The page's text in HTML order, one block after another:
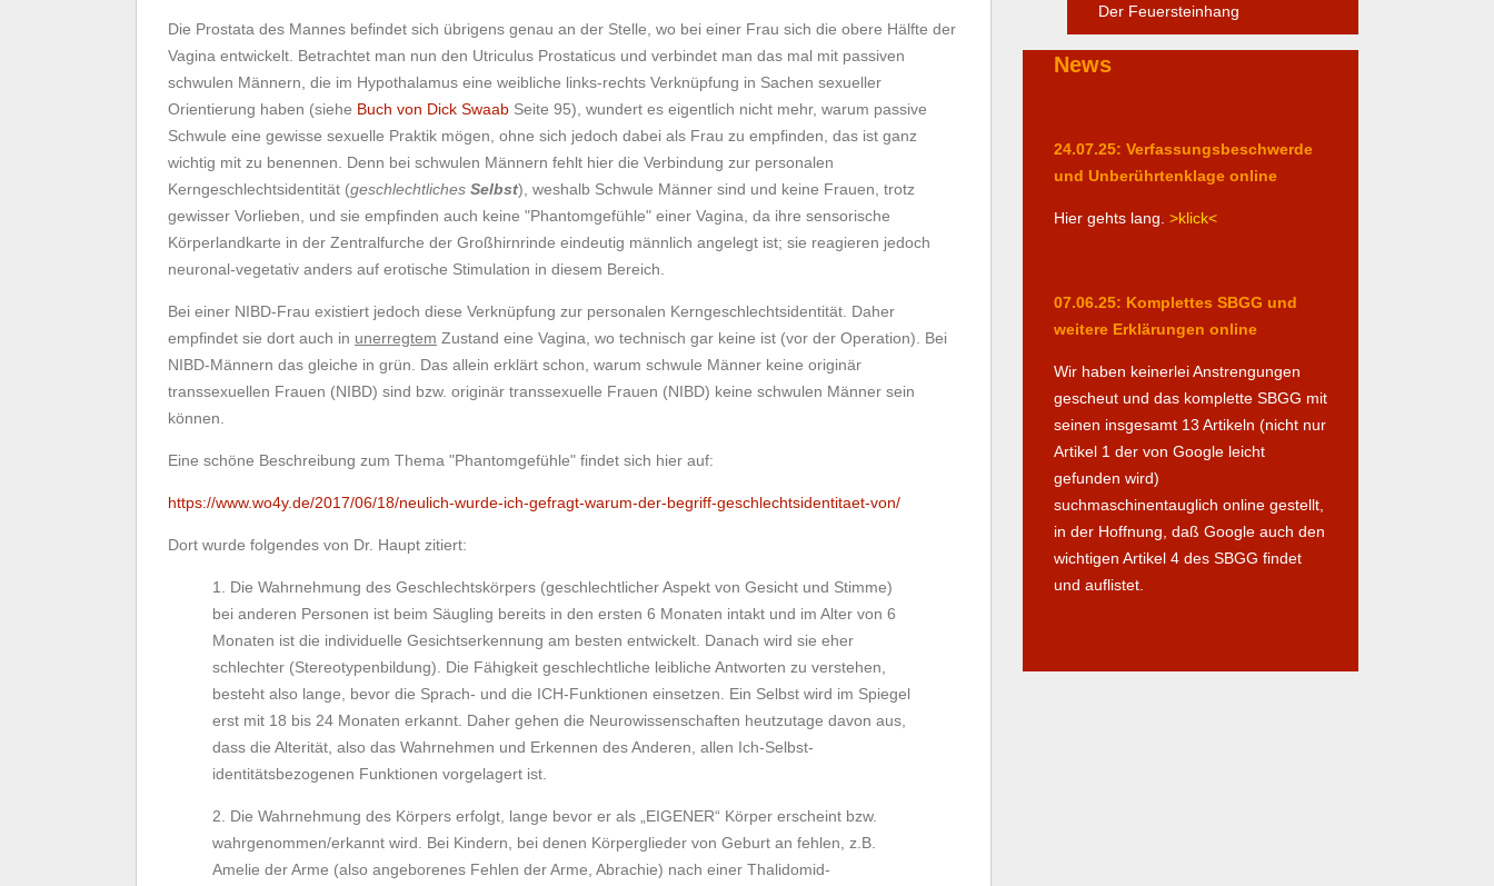
Die Prostata des Mannes befindet sich übrigens genau an der Stelle, wo bei einer Frau sich die obere Hälfte der
Vagina entwickelt. Betrachtet man nun den Utriculus Prostaticus und verbindet man das mal mit passiven
schwulen Männern, die im Hypothalamus eine weibliche links-rechts Verknüpfung in Sachen sexueller
Orientierung haben (siehe Buch von Dick Swaab Seite 95), wundert es eigentlich nicht mehr, warum passive
Schwule eine gewisse sexuelle Praktik mögen, ohne sich jedoch dabei als Frau zu empfinden, das ist ganz
wichtig mit zu benennen. Denn bei schwulen Männern fehlt hier die Verbindung zur personalen
Kerngeschlechtsidentität (geschlechtliches Selbst), weshalb Schwule Männer sind und keine Frauen, trotz
gewisser Vorlieben, und sie empfinden auch keine "Phantomgefühle" einer Vagina, da ihre sensorische
Körperlandkarte in der Zentralfurche der Großhirnrinde eindeutig männlich angelegt ist; sie reagieren jedoch
neuronal-vegetativ anders auf erotische Stimulation in diesem Bereich.
Bei einer NIBD-Frau existiert jedoch diese Verknüpfung zur personalen Kerngeschlechtsidentität. Daher
empfindet sie dort auch in unerregtem Zustand eine Vagina, wo technisch gar keine ist (vor der Operation). Bei
NIBD-Männern das gleiche in grün. Das allein erklärt schon, warum schwule Männer keine originär
transsexuellen Frauen (NIBD) sind bzw. originär transsexuelle Frauen (NIBD) keine schwulen Männer sein
können.
Eine schöne Beschreibung zum Thema "Phantomgefühle" findet sich hier auf:
https://www.wo4y.de/2017/06/18/neulich-wurde-ich-gefragt-warum-der-begriff-geschlechtsidentitaet-von/
Dort wurde folgendes von Dr. Haupt zitiert:
1. Die Wahrnehmung des Geschlechtskörpers (geschlechtlicher Aspekt von Gesicht und Stimme)
bei anderen Personen ist beim Säugling bereits in den ersten 6 Monaten intakt und im Alter von 6
Monaten ist die individuelle Gesichtserkennung am besten entwickelt. Danach wird sie eher
schlechter (Stereotypenbildung). Die Fähigkeit geschlechtliche leibliche Antworten zu verstehen,
besteht also lange, bevor die Sprach- und die ICH-Funktionen einsetzen. Ein Selbst wird im Spiegel
erst mit 18 bis 24 Monaten erkannt. Daher gehen die Neurowissenschaften heutzutage davon aus,
dass die Alterität, also das Wahrnehmen und Erkennen des Anderen, allen Ich-Selbst-
identitätsbezogenen Funktionen vorgelagert ist.
2. Die Wahrnehmung des Körpers erfolgt, lange bevor er als „EIGENER“ Körper erscheint bzw.
wahrgenommen/erkannt wird. Bei Kindern, bei denen Körperglieder von Geburt an fehlen, z.B.
Amelie der Arme (also angeborenes Fehlen der Arme, Abrachie) nach einer Thalidomid-
Der Feuersteinhang
News
24.07.25: Verfassungsbeschwerde
und Unberührtenklage online
Hier gehts lang. >klick<
07.06.25: Komplettes SBGG und
weitere Erklärungen online
Wir haben keinerlei Anstrengungen
gescheut und das komplette SBGG mit
seinen insgesamt 13 Artikeln (nicht nur
Artikel 1 der von Google leicht
gefunden wird)
suchmaschinentauglich online gestellt,
in der Hoffnung, daß Google auch den
wichtigen Artikel 4 des SBGG findet
und auflistet.